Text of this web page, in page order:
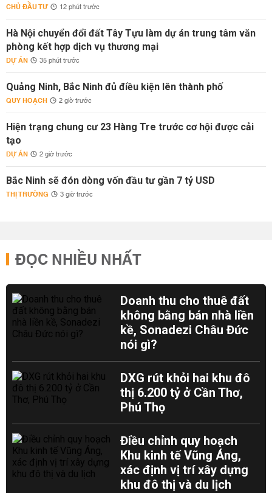
CHỦ ĐẦU TƯ 12 phút trước
Hà Nội chuyển đổi đất Tây Tựu làm dự án trung tâm văn
phòng kết hợp dịch vụ thương mại
DỰ ÁN 35 phút trước
Quảng Ninh, Bắc Ninh đủ điều kiện lên thành phố
QUY HOẠCH 2 giờ trước
Hiện trạng chung cư 23 Hàng Tre trước cơ hội được cải
tạo
DỰ ÁN 2 giờ trước
Bắc Ninh sẽ đón dòng vốn đầu tư gần 7 tỷ USD
THỊ TRƯỜNG 3 giờ trước
ĐỌC NHIỀU NHẤT
Doanh thu cho thuê đất
không bằng bán nhà liền
kề, Sonadezi Châu Đức
nói gì?
DXG rút khỏi hai khu đô
thị 6.200 tỷ ở Cần Thơ,
Phú Thọ
Điều chỉnh quy hoạch
Khu kinh tế Vũng Áng,
xác định vị trí xây dựng
khu đô thị và du lịch